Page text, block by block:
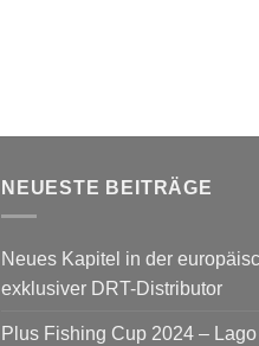
NEUESTE BEITRÄGE
Neues Kapitel in der
exklusiver DRT-Distributor
Plus Fishing Cup 2024 –